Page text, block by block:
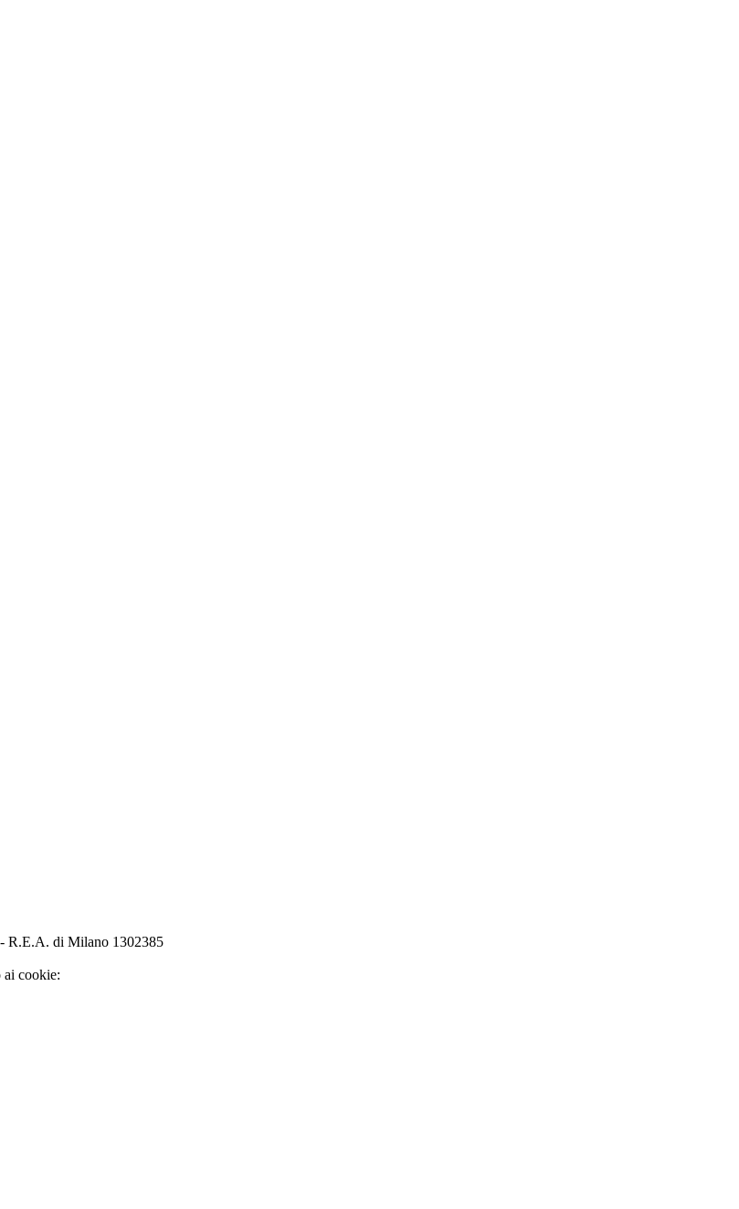
R.E.A. di Milano 1302385
ai cookie: